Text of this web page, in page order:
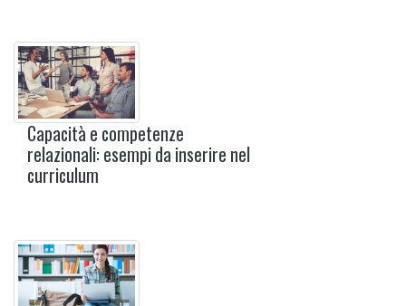
Capacità e competenze
relazionali: esempi da inserire nel
curriculum